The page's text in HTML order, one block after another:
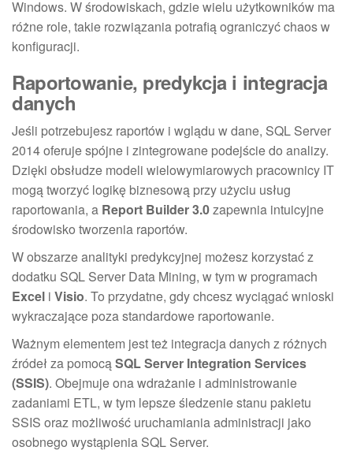
Windows. W środowiskach, gdzie wielu użytkowników ma
różne role, takie rozwiązania potrafią ograniczyć chaos w
konfiguracji.
Raportowanie, predykcja i integracja
danych
Jeśli potrzebujesz raportów i wglądu w dane, SQL Server
2014 oferuje spójne i zintegrowane podejście do analizy.
Dzięki obsłudze modeli wielowymiarowych pracownicy IT
mogą tworzyć logikę biznesową przy użyciu usług
raportowania, a Report Builder 3.0zapewnia intuicyjne
środowisko tworzenia raportów.
W obszarze analityki predykcyjnej możesz korzystać z
dodatku SQL Server Data Mining, w tym w programach
Excel i Visio. To przydatne, gdy chcesz wyciągać wnioski
wykraczające poza standardowe raportowanie.
Ważnym elementem jest też integracja danych z różnych
źródeł za pomocąSQL Server Integration Services
(SSIS). Obejmuje ona wdrażanie i administrowanie
zadaniami ETL, w tym lepsze śledzenie stanu pakietu
SSIS oraz możliwość uruchamiania administracji jako
osobnego wystąpienia SQL Server.